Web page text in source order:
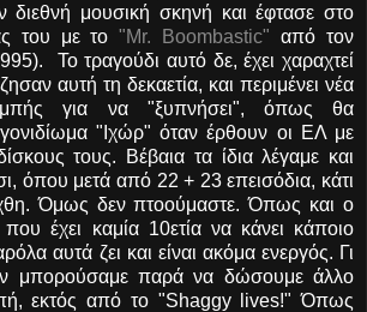
διεθνή μουσική σκηνή και έφτασε στο
του με το"Mr. Boombastic" από τον
Το τραγούδι αυτό δε, έχει χαραχτεί
αυτή τη δεκαετία, και περιμένει νέα
για να "ξυπνήσει", όπως θα
γονιδίωμα "Ιχώρ" όταν έρθουν οι ΕΛ με
τους. Βέβαια τα ίδια λέγαμε και
όπου μετά από 22 + 23 επεισόδια, κάτι
Όμως δεν πτοούμαστε. Όπως και ο
έχει καμία 10ετία να κάνει κάποιο
αυτά ζει και είναι ακόμα ενεργός. Γι
μπορούσαμε παρά να δώσουμε άλλο
εκτός από το "Shaggy lives!" Όπως